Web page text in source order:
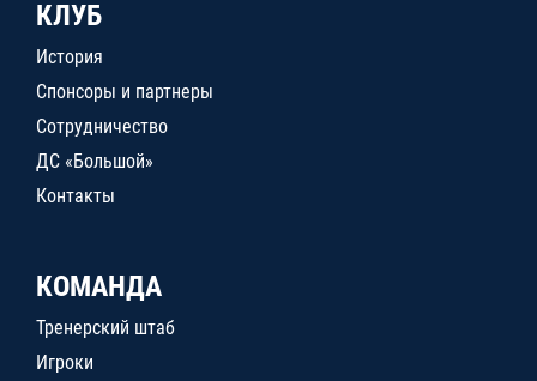
КЛУБ
История
Спонсоры и партнеры
Сотрудничество
ДС «Большой»
Контакты
КОМАНДА
Тренерский штаб
Игроки